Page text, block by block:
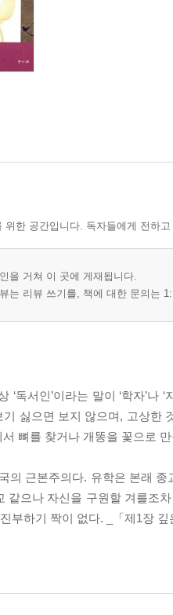
위한 공간입니다. 독자들에게 전하
을 거쳐 이 곳에 게재됩니다.
는 리뷰 쓰기를, 책에 대한 문의는
‘독서인’이라는 말이 ‘학자’
기 싫으면 보지 않으며, 고상한
뼈를 찾거나 개똥을 꽃으로
국의 근본주의다. 유학은 본래
같으나 자신을 구원할 겨를조
부하기 짝이 없다. _「제1장